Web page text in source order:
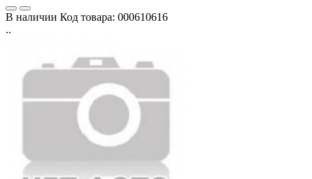
В наличии Код товара: 000610616
..